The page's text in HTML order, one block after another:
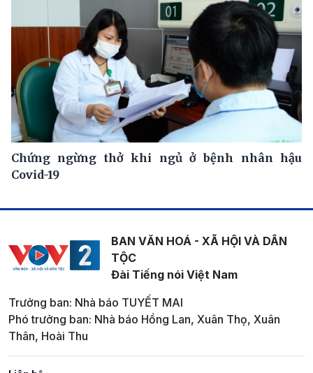
Chứng ngừng thở khi ngủ ở bệnh nhân hậu
Covid-19
BAN VĂN HOÁ - XÃ HỘI VÀ DÂN
TỘC
Đài Tiếng nói Việt Nam
Trưởng ban: Nhà báo TUYẾT MAI
Phó trưởng ban: Nhà báo Hồng Lan, Xuân Thọ, Xuân
Thân, Hoài Thu